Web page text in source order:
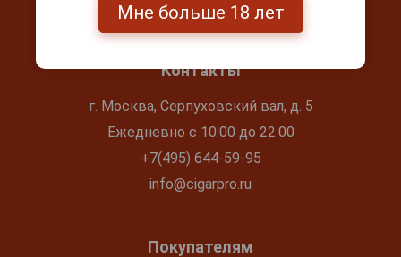
Контакты
г. Москва, Серпуховский вал, д. 5
Ежедневно с 10:00 до 22:00
+7(495) 644-59-95
info@cigarpro.ru
Покупателям
Мне больше 18 лет